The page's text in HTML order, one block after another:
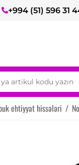
+994 (51) 596 31
ehtiyyat hissələri /